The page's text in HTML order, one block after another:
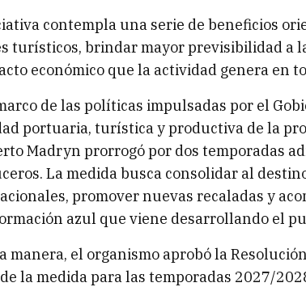
contempla una serie de beneficios
turísticos, brindar mayor previsibilidad a
económico que la actividad genera en
de las políticas impulsadas por el
portuaria, turística y productiva de la
Madryn prorrogó por dos temporadas
La medida busca consolidar al
promover nuevas recaladas y
azul que viene desarrollando el
manera, el organismo aprobó la
la medida para las temporadas 2027/